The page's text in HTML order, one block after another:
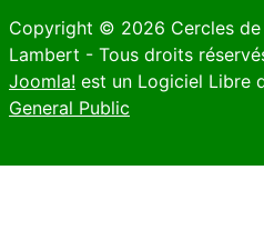
Copyright © 2026 Cercles
Lambert - Tous droits
Joomla! est un Logiciel Libre
General Public